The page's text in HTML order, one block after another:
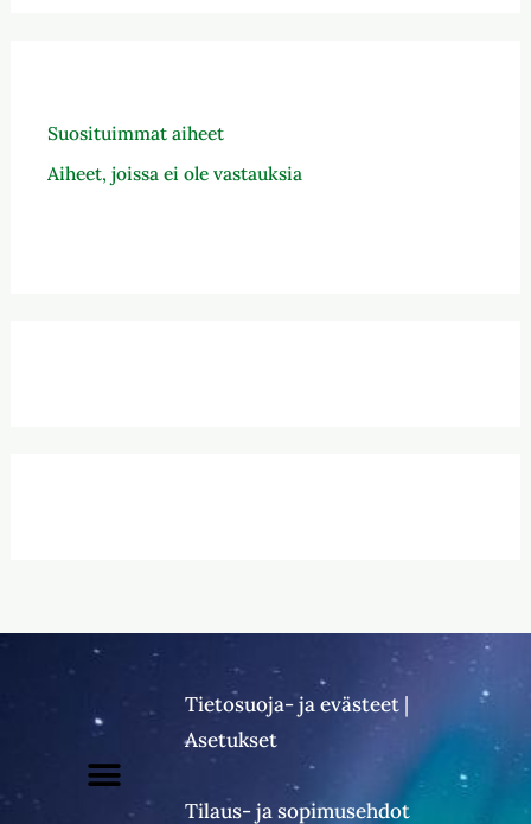
Suosituimmat aiheet
Aiheet, joissa ei ole vastauksia
Tietosuoja- ja evästeet |
Asetukset
Tilaus- ja sopimusehdot